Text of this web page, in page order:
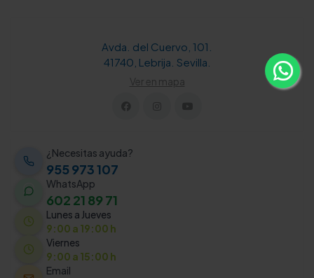
Avda. del Cuervo, 101.
41740, Lebrija. Sevilla.
Ver en mapa
¿Necesitas ayuda?
955 973 107
WhatsApp
602 21 89 71
Lunes a Jueves
9:00 a 19:00 h
Viernes
9:00 a 15:00 h
Email